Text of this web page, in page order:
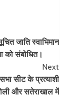
जाति स्वाभिमान
को संबोधित।
Next
सीट के प्रत्याशी
और सतेराखाल में